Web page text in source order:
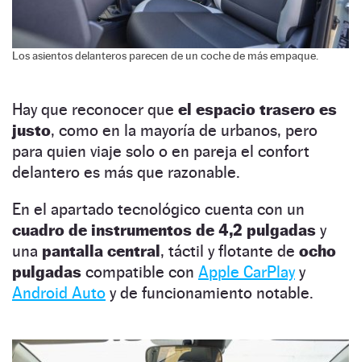
Los asientos delanteros parecen de un coche de más empaque.
Hay que reconocer que el espacio trasero es
justo, como en la mayoría de urbanos, pero
para quien viaje solo o en pareja el confort
delantero es más que razonable.
En el apartado tecnológico cuenta con un
cuadro de instrumentos de 4,2 pulgadas y
una pantalla central, táctil y flotante de ocho
pulgadas compatible con Apple CarPlayy
Android Auto y de funcionamiento notable.